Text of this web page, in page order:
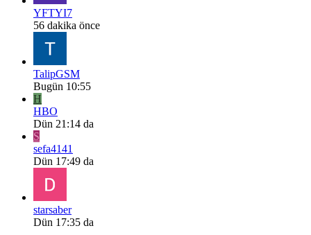
YFTYI7
56 dakika önce
TalipGSM
Bugün 10:55
H
HBO
Dün 21:14 da
S
sefa4141
Dün 17:49 da
starsaber
Dün 17:35 da